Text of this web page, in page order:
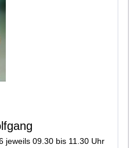
jeweils 09.30 bis 11.30 Uhr